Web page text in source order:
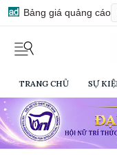
Bảng giá quảng cáo
TRANG CHỦ SỰ